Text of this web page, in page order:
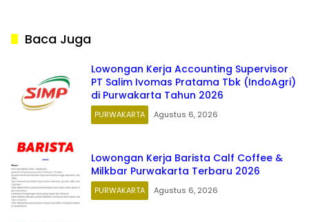
Baca Juga
Lowongan Kerja Accounting Supervisor
PT Salim Ivomas Pratama Tbk (IndoAgri)
di Purwakarta Tahun 2026
PURWAKARTA Agustus 6, 2026
Lowongan Kerja Barista Calf Coffee &
Milkbar Purwakarta Terbaru 2026
PURWAKARTA Agustus 6, 2026